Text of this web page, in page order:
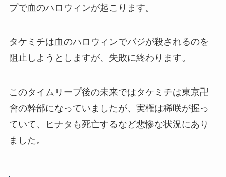
プで血のハロウィンが起こります。
タケミチは血のハロウィンでバジが殺されるのを
阻止しようとしますが、失敗に終わります。
このタイムリープ後の未来ではタケミチは東京卍
會の幹部になっていましたが、実権は稀咲が握っ
ていて、ヒナタも死亡するなど悲惨な状況にあり
ました。